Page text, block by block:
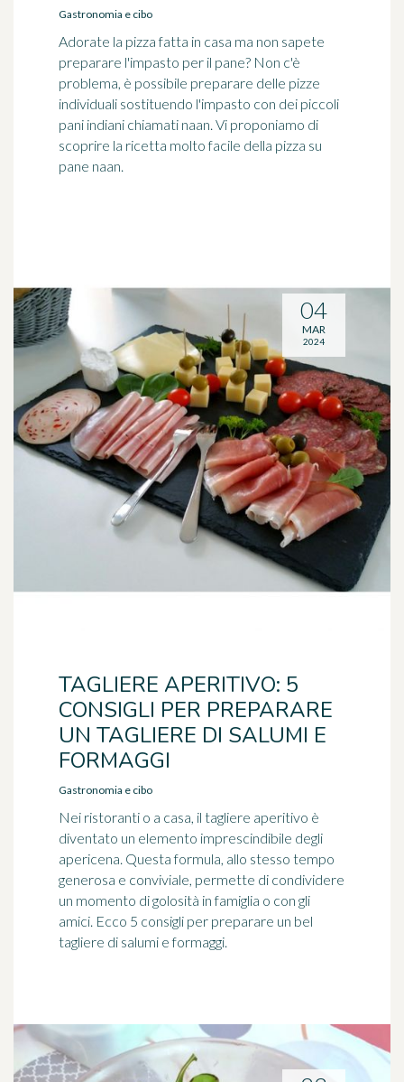
Gastronomia e cibo
Adorate la pizza fatta in casa ma non sapete
preparare l'impasto per il pane? Non c'è
problema, è possibile preparare delle pizze
individuali sostituendo l'impasto con dei piccoli
pani indiani chiamati naan. Vi proponiamo di
scoprire la ricetta molto facile della pizza su
pane naan.
TAGLIERE APERITIVO: 5
CONSIGLI PER PREPARARE
UN TAGLIERE DI SALUMI E
FORMAGGI
Gastronomia e cibo
Nei ristoranti o a casa, il tagliere aperitivo è
diventato un elemento imprescindibile degli
apericena. Questa formula, allo stesso tempo
generosa e conviviale, permette di condividere
un momento di golosità in famiglia o con gli
amici. Ecco 5 consigli per preparare un bel
tagliere di salumi e formaggi.
04
MAR
2024